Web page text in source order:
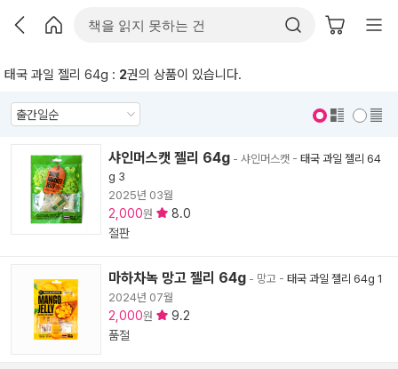
태국 과일 젤리 64g : 2권의 상품이 있습니다.
샤인머스캣 젤리 64g - 샤인머스캣 - 태국 과일 젤리 64
g 3
2025년 03월
2,000원
8.0
절판
마하차녹 망고 젤리 64g - 망고 - 태국 과일 젤리 64g 1
2024년 07월
2,000원
9.2
품절